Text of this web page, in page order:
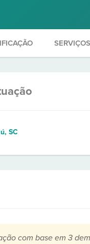
SERVIÇOS
SC
com base em 3